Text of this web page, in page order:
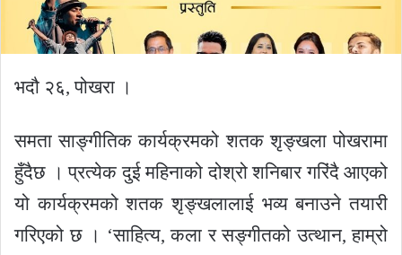
भदौ २६, पोखरा ।
समता साङ्गीतिक कार्यक्रमको शतक शृङ्खला पोखरामा
हुँदैछ । प्रत्येक दुई महिनाको दोश्रो शनिबार गरिंदै आएको
यो कार्यक्रमको शतक शृङ्खलालाई भव्य बनाउने तयारी
गरिएको छ । ‘साहित्य, कला र सङ्गीतको उत्थान, हाम्रो